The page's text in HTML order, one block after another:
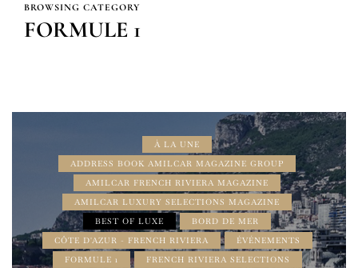
BROWSING CATEGORY
FORMULE 1
À LA UNE
ADDRESS BOOK AMILCAR MAGAZINE GROUP
AMILCAR FRENCH RIVIERA MAGAZINE
AMILCAR LUXURY SELECTIONS MAGAZINE
BEST OF LUXE
BORD DE MER
CÔTE D'AZUR - FRENCH RIVIERA
ÉVÉNEMENTS
FORMULE 1
FRENCH RIVIERA SELECTIONS